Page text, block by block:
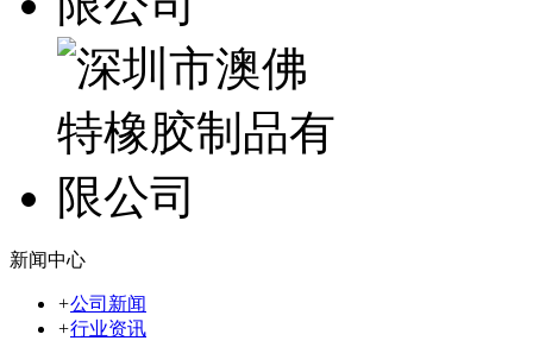
新闻中心
+公司新闻
+行业资讯